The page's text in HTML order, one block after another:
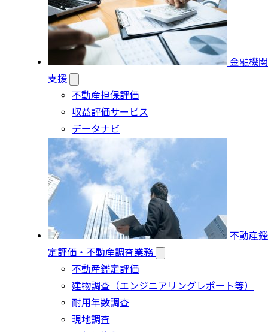
金融機関
支援
不動産担保評価
収益評価サービス
データナビ
不動産鑑
定評価・不動産調査業務
不動産鑑定評価
建物調査（エンジニアリングレポート等）
耐用年数調査
現地調査